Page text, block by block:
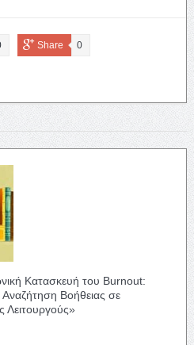
Share 0
Κατασκευή του Burnout:
Βοήθειας σε
Λειτουργούς»